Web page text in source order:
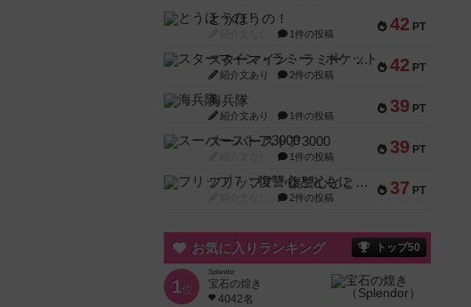
42 PT
とうほうの！
1件の投稿
42 PT
スターマイン・ラミー ポケット
紹介文あり 2件の投稿
39 PT
海兵隊
紹介文あり 1件の投稿
39 PT
スーパーストア3000
1件の投稿
37 PT
フリップ７：復讐心とともに
2件の投稿
お気に入りランキング トップ50
1位
Splendor
宝石の煌き
4042名